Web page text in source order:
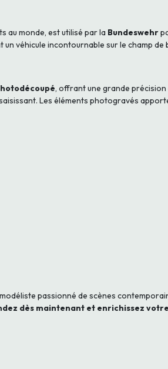
au monde, est utilisé par la Bundeswehr
véhicule incontournable sur le champ de
, offrant une grande précision
Les éléments photogravés
passionné de scènes
dès maintenant et enrichissez